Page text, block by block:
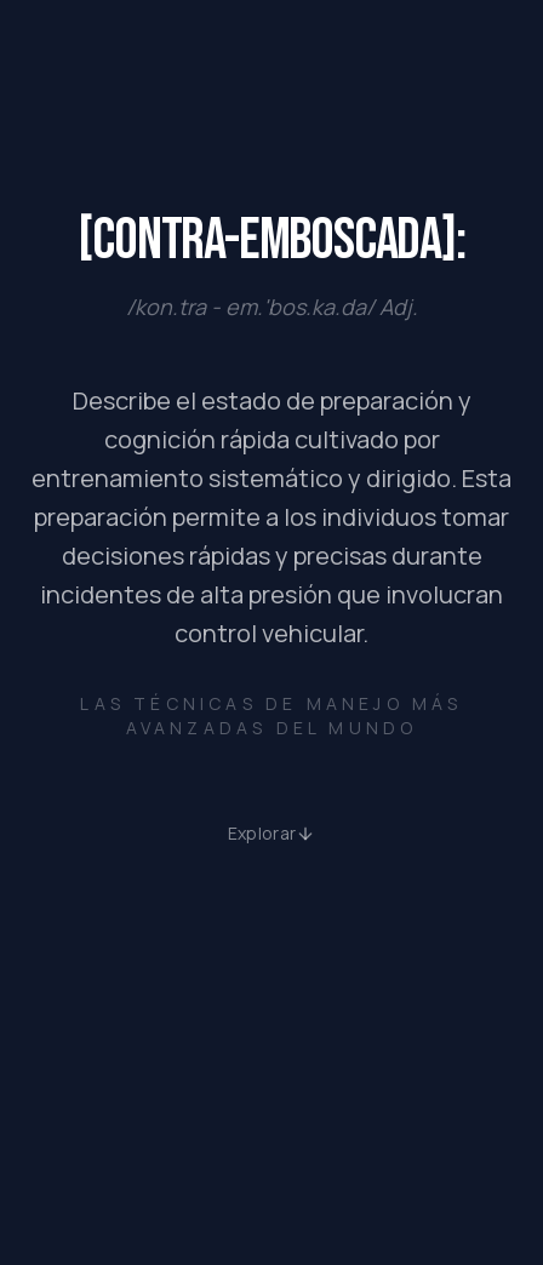
[Contra-Emboscada]:
/kon.tra - em.'bos.ka.da/ Adj.
Describe el estado de preparación y
cognición rápida cultivado por
entrenamiento sistemático y dirigido. Esta
preparación permite a los individuos tomar
decisiones rápidas y precisas durante
incidentes de alta presión que involucran
control vehicular.
LAS TÉCNICAS DE MANEJO MÁS
AVANZADAS DEL MUNDO
Explorar